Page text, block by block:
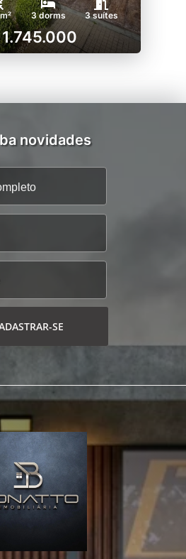
3 dorms 3 suítes
1.745.000
novidades
SE